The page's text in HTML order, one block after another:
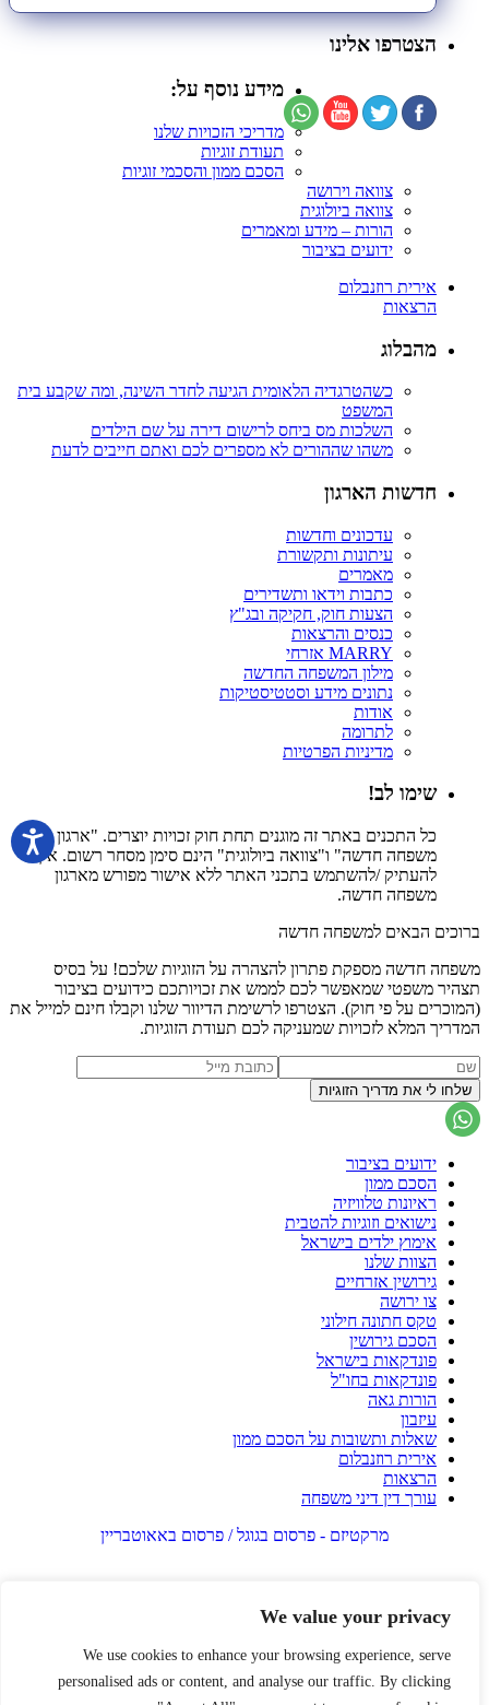
We value your privacy
We use cookies to enhance your browsing experience, serve
personalised ads or content, and analyse our traffic. By clicking
הצטרפו אלינו
מידע נוסף על:
מדריכי הזכויות שלנו
תעודת זוגיות
הסכם ממון והסכמי זוגיות
צוואה וירושה
צוואה ביולוגית
הורות – מידע ומאמרים
ידועים בציבור
אירית רוזנבלום
הרצאות
מהבלוג
כשהטרגדיה הלאומית הגיעה לחדר השינה, ומה שקבע בית
המשפט
השלכות מס ביחס לרישום דירה על שם הילדים
משהו שההורים לא מספרים לכם ואתם חייבים לדעת
חדשות הארגון
עדכונים וחדשות
עיתונות ותקשורת
מאמרים
כתבות וידאו ותשדירים
הצעות חוק, חקיקה ובג"ץ
כנסים והרצאות
MARRY אזרחי
מילון המשפחה החדשה
נתונים מידע וסטטיסטיקות
אודות
לתרומה
מדיניות הפרטיות
שימו לב!
כל התכנים באתר זה מוגנים תחת חוק זכויות יוצרים. "ארגון
משפחה חדשה" ו"צוואה ביולוגית" הינם סימן מסחר רשום. אין
להעתיק /להשתמש בתכני האתר ללא אישור מפורש מארגון
משפחה חדשה.
ברוכים הבאים למשפחה חדשה
משפחה חדשה מספקת פתרון להצהרה על הזוגיות שלכם! על בסיס
תצהיר משפטי שמאפשר לכם לממש את זכויותכם כידועים בציבור
(המוכרים על פי חוק). הצטרפו לרשימת הדיוור שלנו וקבלו חינם למייל את
המדריך המלא לזכויות שמעניקה לכם תעודת הזוגיות.
ידועים בציבור
הסכם ממון
ראיונות טלוויזיה
נישואים וזוגיות להטבית
אימוץ ילדים בישראל
הצוות שלנו
גירושין אזרחיים
צו ירושה
טקס חתונה חילוני
הסכם גירושין
פונדקאות בישראל
פונדקאות בחו"ל
הורות גאה
עיזבון
שאלות ותשובות על הסכם ממון
אירית רוזנבלום
הרצאות
עורך דין דיני משפחה
מרקטיזם - פרסום בגוגל / פרסום באאוטבריין